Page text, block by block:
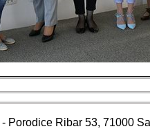
- Porodice Ribar 53, 71000